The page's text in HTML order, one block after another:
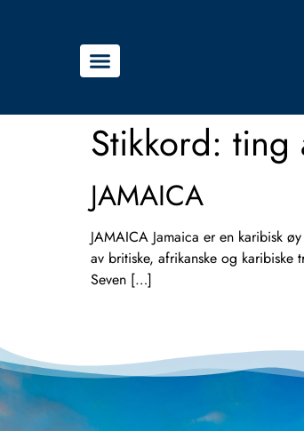
Stikkord: ting
JAMAICA
JAMAICA Jamaica er en karibisk
av britiske, afrikanske og
Seven […]